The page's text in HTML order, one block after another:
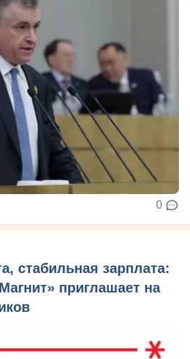
0
стабильная зарплата:
приглашает на